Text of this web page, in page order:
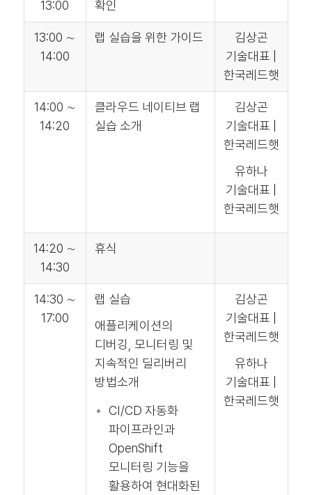
13:00 확인
13:00 ∼
14:00
랩 실습을 위한 가이드
김상곤
기술대표 |
한국레드햇
14:00 ∼
14:20
클라우드 네이티브 랩
실습 소개
김상곤
기술대표 |
한국레드햇
유하나
기술대표 |
한국레드햇
14:20 ∼
14:30
휴식
14:30 ∼
17:00
랩 실습
애플리케이션의
디버깅, 모니터링 및
지속적인 딜리버리
방법소개
CI/CD 자동화
파이프라인과
OpenShift
모니터링 기능을
활용하여 현대화된
김상곤
기술대표 |
한국레드햇
유하나
기술대표 |
한국레드햇